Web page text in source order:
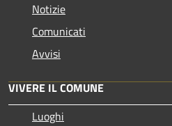
Notizie
Comunicati
Avvisi
VIVERE IL COMUNE
Luoghi